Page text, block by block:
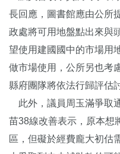
長回應，圖書館應由公所
政處將可用地盤點出來與
望使用建國國中的市場用
做市場使用，公所另也考
縣府團隊將依法行歸評估
此外，議員周玉滿爭取
苗38線改善表示，原本想
區，但礙於經費龐大初估